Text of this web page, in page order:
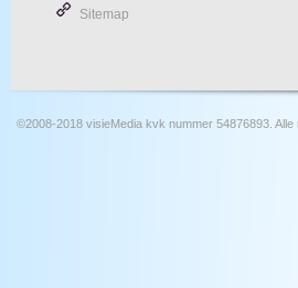
Sitemap
©2008-2018 visieMedia kvk nummer 54876893. Alle